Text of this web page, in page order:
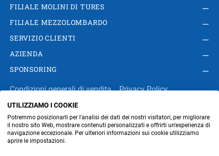
FILIALE MOLINI DI TURES
FILIALE MEZZOLOMBARDO
SERVIZIO CLIENTI
AZIENDA
SPONSORING
Condizioni generali di vendita
Privacy Policy
Impressum
Modifica impostazioni dei cookie
Amministrazione
UTILIZZIAMO I COOKIE
Potremmo posizionarli per l'analisi dei dati dei nostri visitatori, per migliorare
il nostro sito Web, mostrare contenuti personalizzati e offrirti un'esperienza di
navigazione eccezionale. Per ulteriori informazioni sui cookie utilizziamo
aprire le impostazioni.